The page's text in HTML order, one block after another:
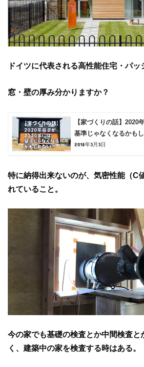
ドイツに代表される高性能住宅・パッ
窓・壁の厚み分かりますか？
【家づくりの話】2020
基準じゃなくなるかも
2018年3月3日
特に納得出来ないのが、気密性能（C
れていること。
今の家でも基礎の検査とか中間検査と
く、建築中の家を検査する時はある。